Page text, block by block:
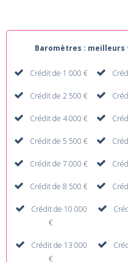
Baromètres :
Crédit de 1 000 €
Crédit de 2 500 €
Crédit de 4 000 €
Crédit de 5 500 €
Crédit de 7 000 €
Crédit de 8 500 €
Crédit de 10 000
€
Crédit de 13 000
€